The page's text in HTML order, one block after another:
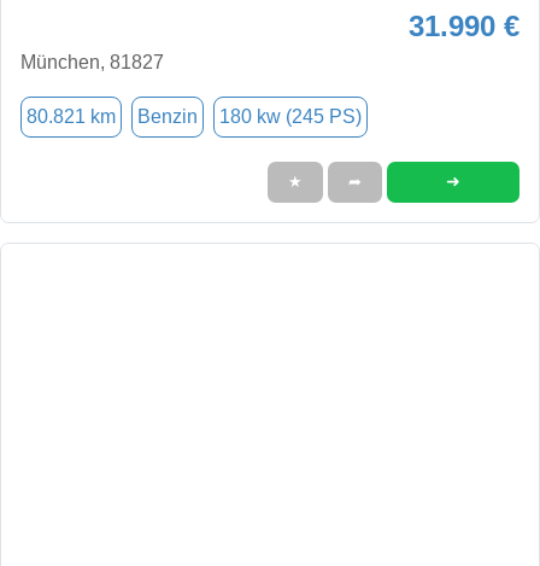
31.990 €
München, 81827
80.821 km Benzin 180 kw (245 PS)
★ ➦ ➜